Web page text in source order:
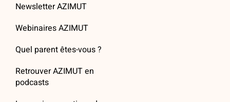
Newsletter AZIMUT
Webinaires AZIMUT
Quel parent êtes-vous ?
Retrouver AZIMUT en
podcasts